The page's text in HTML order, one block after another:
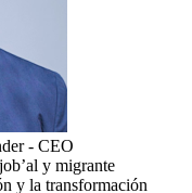
- CEO
y migrante
y la transformación